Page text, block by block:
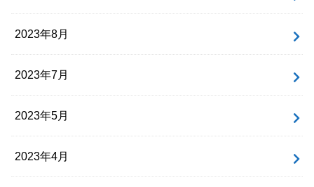
2023年8月
2023年7月
2023年5月
2023年4月